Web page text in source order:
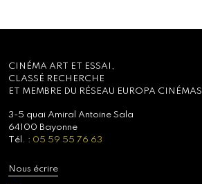
CINÉMA ART ET ESSAI,
CLASSÉ RECHERCHE
ET MEMBRE DU RÉSEAU EUROPA CINÉMAS
3-5 quai Amiral Antoine Sala
64100 Bayonne
Tél. : 05 59 55 76 63
Nous écrire